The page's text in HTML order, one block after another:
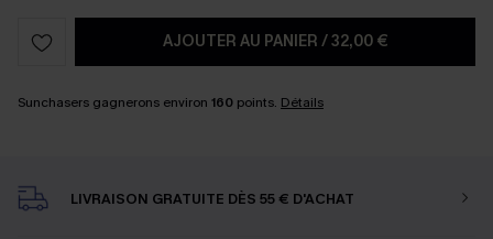
AJOUTER AU PANIER /32,00 €
Sunchasers gagnerons environ 160 points. Détails
LIVRAISON GRATUITE DÈS 55 € D'ACHAT